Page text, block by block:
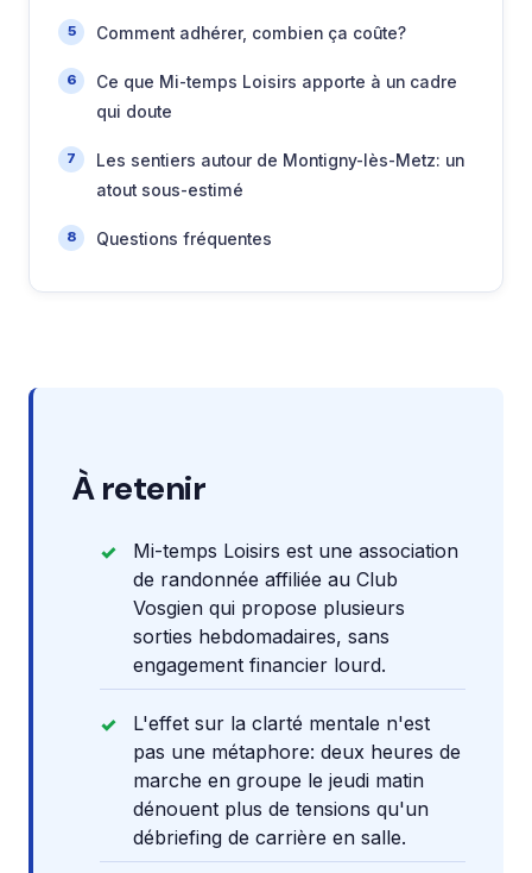
Comment adhérer, combien ça coûte?
Ce que Mi-temps Loisirs apporte à un cadre
qui doute
Les sentiers autour de Montigny-lès-Metz: un
atout sous-estimé
Questions fréquentes
À retenir
Mi-temps Loisirs est une association
de randonnée affiliée au Club
Vosgien qui propose plusieurs
sorties hebdomadaires, sans
engagement financier lourd.
L'effet sur la clarté mentale n'est
pas une métaphore: deux heures de
marche en groupe le jeudi matin
dénouent plus de tensions qu'un
débriefing de carrière en salle.